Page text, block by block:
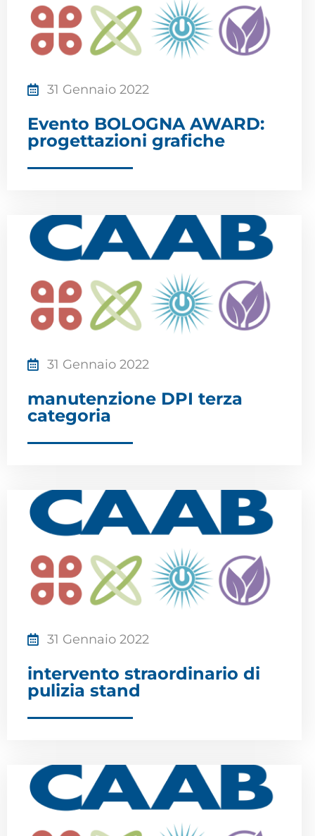
31 Gennaio 2022
Evento BOLOGNA AWARD:
progettazioni grafiche
31 Gennaio 2022
manutenzione DPI terza
categoria
31 Gennaio 2022
intervento straordinario di
pulizia stand